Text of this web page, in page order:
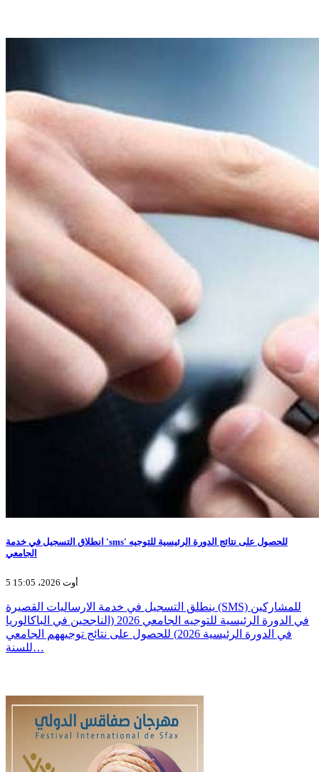
انطلاق التسجيل في خدمة 'sms' للحصول على نتائج الدورة الرئيسية للتوجيه
الجامعي
5 أوت 2026، 15:05
ينطلق التسجيل في خدمة الارساليات القصيرة (SMS) للمشاركين
في الدورة الرئيسية للتوجيه الجامعي 2026 (الناجحين في الباكالوريا
في الدورة الرئيسية 2026) للحصول على نتائج توجيههم الجامعي
للسنة…